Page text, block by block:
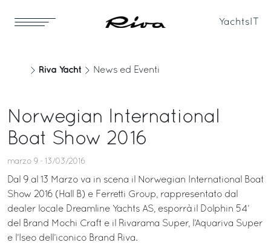
Yachts
Riva Yacht News ed Eventi
Norwegian International
Boat Show 2016
marzo 9 - 13/03/2016
Dal 9 al 13 Marzo va in scena il Norwegian International Boat
Show 2016 (Hall B) e Ferretti Group, rappresentato dal
dealer locale Dreamline Yachts AS, esporrà il Dolphin 54’
del Brand Mochi Craft e il Rivarama Super, l’Aquariva Super
e l’Iseo dell’iconico Brand Riva.